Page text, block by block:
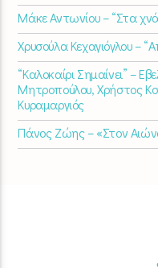
Μάκε Αντωνίου – “Στα
Χρυσούλα Κεχαγιόγλου –
“Καλοκαίρι Σημαίνει” –
Μητροπούλου, Χρήστος
Κυραμαργιός
Πάνος Ζώης – «Στον